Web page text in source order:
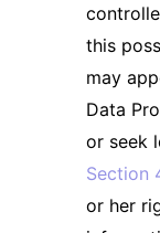
this
may
Data
or seek
Section
or her